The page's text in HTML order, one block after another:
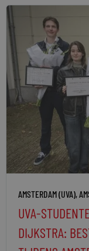
AMSTERDAM (UVA),
UVA-
DIJKSTRA: